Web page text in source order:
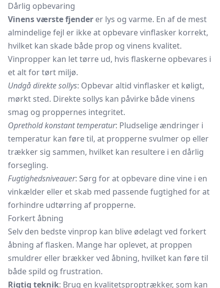
Dårlig opbevaring
Vinens værste fjender er lys og varme. En af de mest
almindelige fejl er ikke at opbevare vinflasker korrekt,
hvilket kan skade både prop og vinens kvalitet.
Vinpropper kan let tørre ud, hvis flaskerne opbevares i
et alt for tørt miljø.
Undgå direkte sollys: Opbevar altid vinflasker et køligt,
mørkt sted. Direkte sollys kan påvirke både vinens
smag og proppernes integritet.
Oprethold konstant temperatur: Pludselige ændringer i
temperatur kan føre til, at propperne svulmer op eller
trækker sig sammen, hvilket kan resultere i en dårlig
forsegling.
Fugtighedsniveauer: Sørg for at opbevare dine vine i en
vinkælder eller et skab med passende fugtighed for at
forhindre udtørring af propperne.
Forkert åbning
Selv den bedste vinprop kan blive ødelagt ved forkert
åbning af flasken. Mange har oplevet, at proppen
smuldrer eller brækker ved åbning, hvilket kan føre til
både spild og frustration.
Rigtig teknik: Brug en kvalitetsproptrækker, som kan